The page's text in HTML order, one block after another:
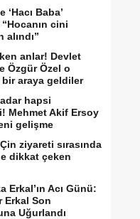
‘Hacı Baba’
cini
alındı”
anlar! Devlet
Özgür Özel o
araya geldiler
hapsi
Mehmet Akif Ersoy
gelişme
Çin ziyareti sırasında
dikkat çeken
Erkal’ın Acı Günü:
Erkal Son
Uğurlandı